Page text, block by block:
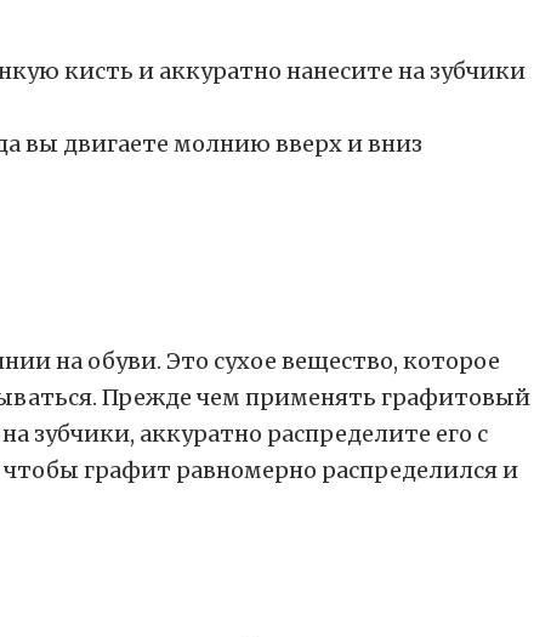
кисть и аккуратно нанесите на зубчики
вы двигаете молнию вверх и вниз
на обуви. Это сухое вещество, которое
Прежде чем применять графитовый
зубчики, аккуратно распределите его с
графит равномерно распределился и